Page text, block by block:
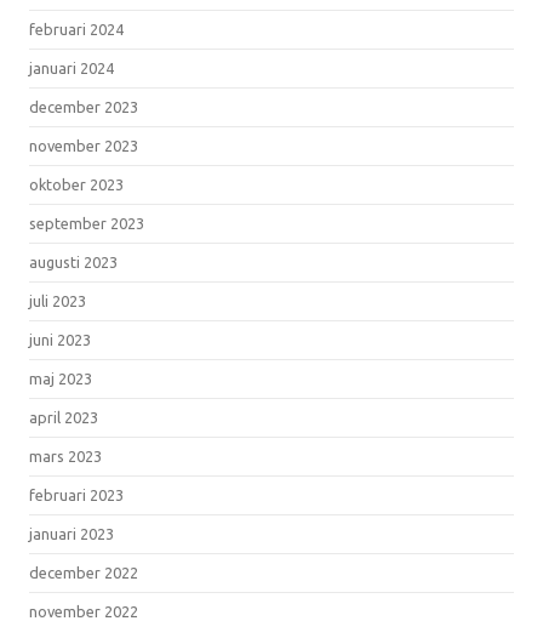
februari 2024
januari 2024
december 2023
november 2023
oktober 2023
september 2023
augusti 2023
juli 2023
juni 2023
maj 2023
april 2023
mars 2023
februari 2023
januari 2023
december 2022
november 2022